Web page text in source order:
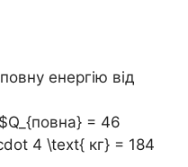
енергію від
= 46
4 \text{ кг} = 184